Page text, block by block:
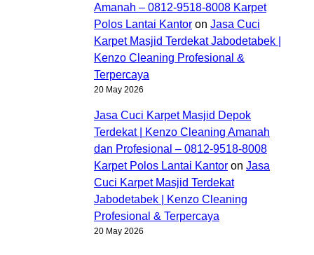
Amanah – 0812-9518-8008 Karpet
Polos Lantai Kantor on Jasa Cuci
Karpet Masjid Terdekat Jabodetabek |
Kenzo Cleaning Profesional &
Terpercaya
20 May 2026
Jasa Cuci Karpet Masjid Depok
Terdekat | Kenzo Cleaning Amanah
dan Profesional – 0812-9518-8008
Karpet Polos Lantai Kantor on Jasa
Cuci Karpet Masjid Terdekat
Jabodetabek | Kenzo Cleaning
Profesional & Terpercaya
20 May 2026